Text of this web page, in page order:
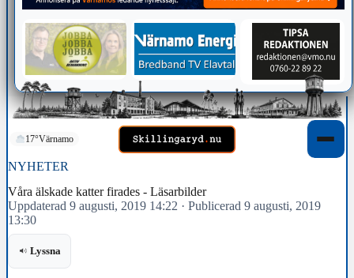
17°Värnamo
NYHETER
Våra älskade katter firades - Läsarbilder
Uppdaterad 9 augusti, 2019 14:22 · Publicerad 9 augusti, 2019
13:30
Lyssna